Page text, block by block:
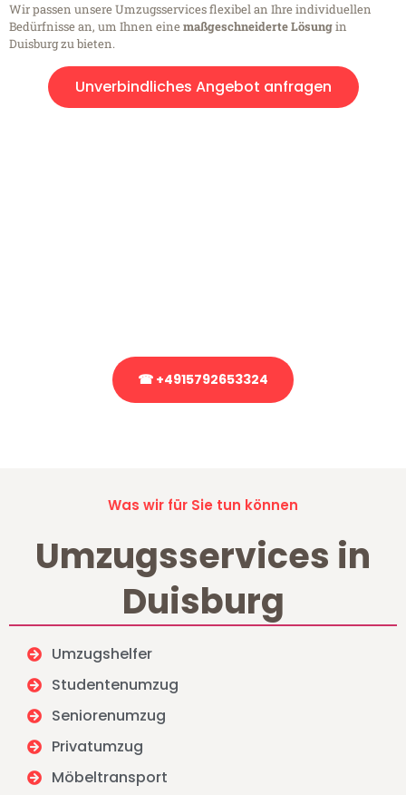
Wir passen unsere Umzugsservices flexibel an Ihre individuellen
Bedürfnisse an, um Ihnen einemaßgeschneiderte Lösungin
Duisburg zu bieten.
Unverbindliches Angebot anfragen
☎ +4915792653324
Was wir für Sie tun können
Umzugsservices in
Duisburg
Umzugshelfer
Studentenumzug
Seniorenumzug
Privatumzug
Möbeltransport